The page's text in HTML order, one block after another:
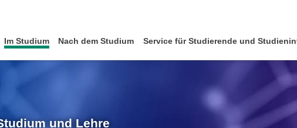
Im Studium Nach dem Studium Service für Studierende und
und Lehre